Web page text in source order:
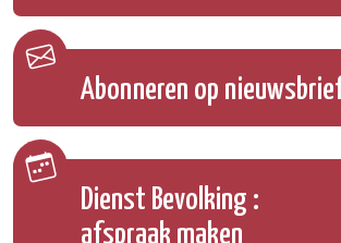
Abonneren op
Dienst Bevolking :
afspraak maken